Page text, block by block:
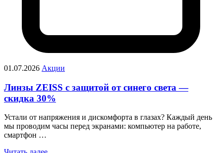
01.07.2026 Акции
Линзы ZEISS с защитой от синего света —
скидка 30%
Устали от напряжения и дискомфорта в глазах? Каждый день
мы проводим часы перед экранами: компьютер на работе,
смартфон …